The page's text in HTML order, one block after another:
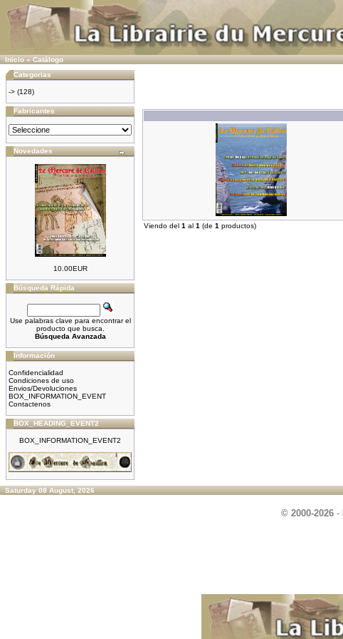
Inicio»Catálogo
Categorias
-> (128)
Fabricantes
Novedades
10.00EUR
Búsqueda Rápida
Use palabras clave para encontrar el
producto que busca.
Búsqueda Avanzada
Información
Confidencialidad
Condiciones de uso
Envios/Devoluciones
BOX_INFORMATION_EVENT
Contactenos
BOX_HEADING_EVENT2
BOX_INFORMATION_EVENT2
Viendo del 1 al 1 (de 1 productos)
Saturday 08 August, 2026
© 2000-2026 -